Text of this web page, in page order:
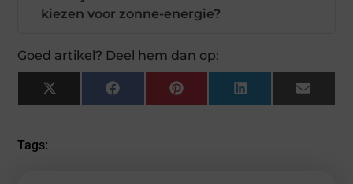
kiezen voor zonne-energie?
Goed artikel? Deel hem dan op:
X
(Twitter)
FacebookPinterestLinkedIn Email
Tags: